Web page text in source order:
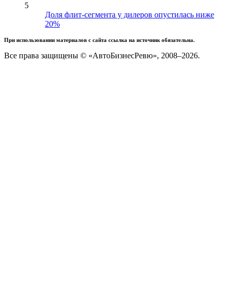
5
Доля флит-сегмента у дилеров опустилась ниже
20%
При использовании материалов с сайта ссылка на источник обязательна.
Все права защищены © «АвтоБизнесРевю», 2008–2026.